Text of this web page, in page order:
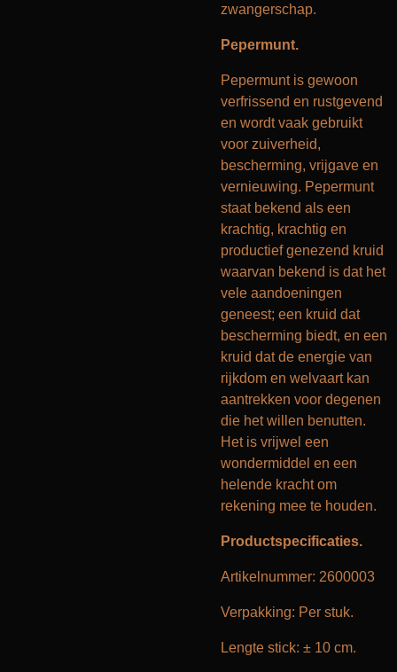
zwangerschap.
Pepermunt.
Pepermunt is gewoon
verfrissend en rustgevend
en wordt vaak gebruikt
voor zuiverheid,
bescherming, vrijgave en
vernieuwing. Pepermunt
staat bekend als een
krachtig, krachtig en
productief genezend kruid
waarvan bekend is dat het
vele aandoeningen
geneest; een kruid dat
bescherming biedt, en een
kruid dat de energie van
rijkdom en welvaart kan
aantrekken voor degenen
die het willen benutten.
Het is vrijwel een
wondermiddel en een
helende kracht om
rekening mee te houden.
Productspecificaties.
Artikelnummer: 2600003
Verpakking: Per stuk.
Lengte stick: ± 10 cm.